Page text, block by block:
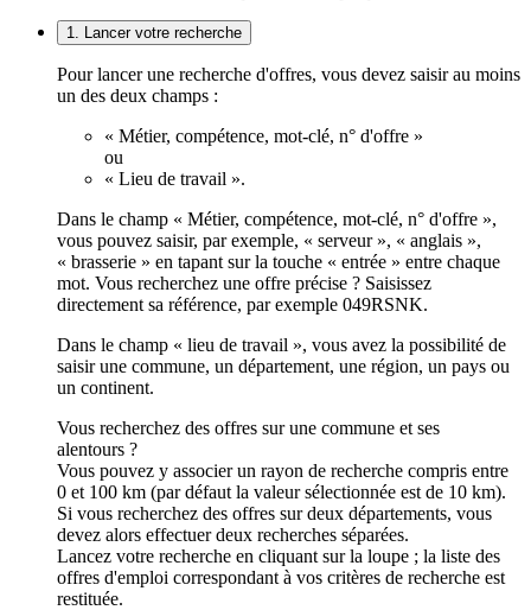
1. Lancer votre recherche
Pour lancer une recherche d'offres, vous devez saisir au moins
un des deux champs :
« Métier, compétence, mot-clé, n° d'offre »
ou
« Lieu de travail ».
Dans le champ « Métier, compétence, mot-clé, n° d'offre »,
vous pouvez saisir, par exemple, « serveur », « anglais »,
« brasserie » en tapant sur la touche « entrée » entre chaque
mot. Vous recherchez une offre précise ? Saisissez
directement sa référence, par exemple 049RSNK.
Dans le champ « lieu de travail », vous avez la possibilité de
saisir une commune, un département, une région, un pays ou
un continent.
Vous recherchez des offres sur une commune et ses
alentours ?
Vous pouvez y associer un rayon de recherche compris entre
0 et 100 km (par défaut la valeur sélectionnée est de 10 km).
Si vous recherchez des offres sur deux départements, vous
devez alors effectuer deux recherches séparées.
Lancez votre recherche en cliquant sur la loupe ; la liste des
offres d'emploi correspondant à vos critères de recherche est
restituée.